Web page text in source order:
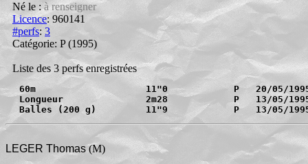
Né le :à renseigner
Licence: 960141
#perfs: 3
Catégorie: P(1995)
Liste des 3 perfs enregistrées
60m                    11"0            P   20/05/1995
Longueur               2m28            P   13/05/
Balles (200 g)         11"9            P   13/05/
LEGER Thomas(M)